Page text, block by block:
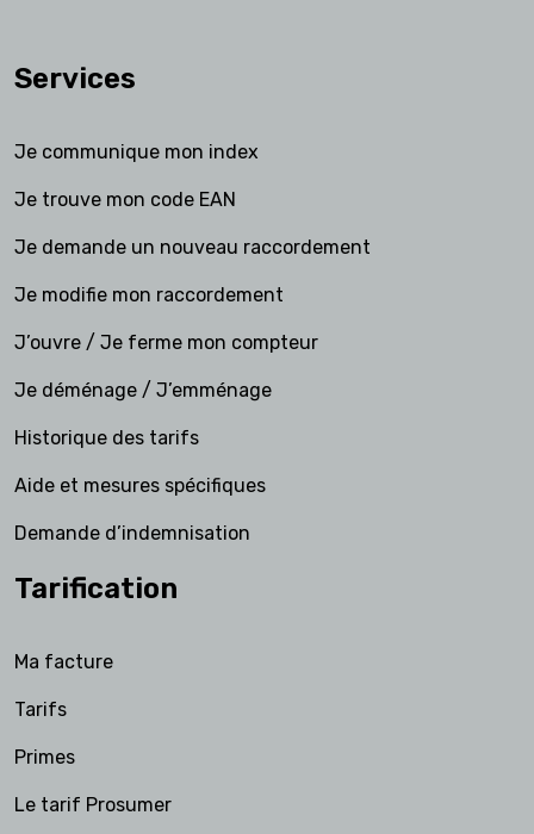
Services
Je communique mon index
Je trouve mon code EAN
Je demande un nouveau raccordement
Je modifie mon raccordement
J’ouvre / Je ferme mon compteur
Je déménage / J’emménage
Historique des tarifs
Aide et mesures spécifiques
Demande d’indemnisation
Tarification
Ma facture
Tarifs
Primes
Le tarif Prosumer